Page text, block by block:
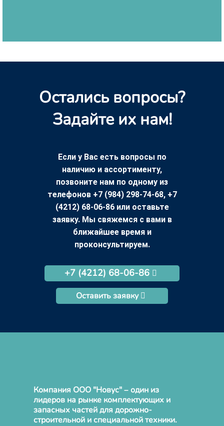
Остались вопросы?
Задайте их нам!
Если у Вас есть вопросы по
наличию и ассортименту,
позвоните нам по одному из
телефонов +7 (984) 298-74-68, +7
(4212) 68-06-86 или оставьте
заявку. Мы свяжемся с вами в
ближайшее время и
проконсультируем.
+7 (4212) 68-06-86
Оставить заявку
Компания ООО "Новус" – один из
лидеров на рынке комплектующих и
запасных частей для дорожно-
строительной и специальной техники.